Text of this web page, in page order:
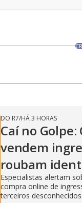
DO R7/HÁ 3 HORAS
Caí no
vendem
roubam
Especialistas alertam
compra online de
terceiros desconhecidos